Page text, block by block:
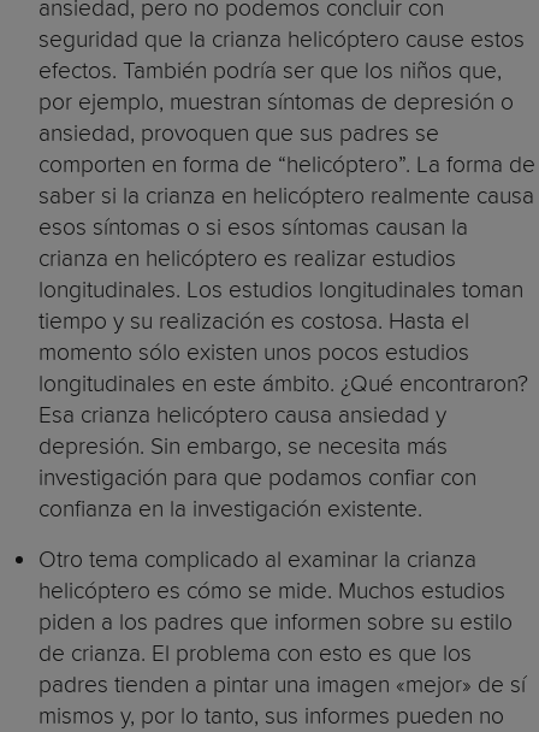
ansiedad, pero no podemos concluir con
seguridad que la crianza helicóptero cause estos
efectos. También podría ser que los niños que,
por ejemplo, muestran síntomas de depresión o
ansiedad, provoquen que sus padres se
comporten en forma de “helicóptero”. La forma de
saber si la crianza en helicóptero realmente causa
esos síntomas o si esos síntomas causan la
crianza en helicóptero es realizar estudios
longitudinales. Los estudios longitudinales toman
tiempo y su realización es costosa. Hasta el
momento sólo existen unos pocos estudios
longitudinales en este ámbito. ¿Qué encontraron?
Esa crianza helicóptero causa ansiedad y
depresión. Sin embargo, se necesita más
investigación para que podamos confiar con
confianza en la investigación existente.
Otro tema complicado al examinar la crianza
helicóptero es cómo se mide. Muchos estudios
piden a los padres que informen sobre su estilo
de crianza. El problema con esto es que los
padres tienden a pintar una imagen «mejor» de sí
mismos y, por lo tanto, sus informes pueden no